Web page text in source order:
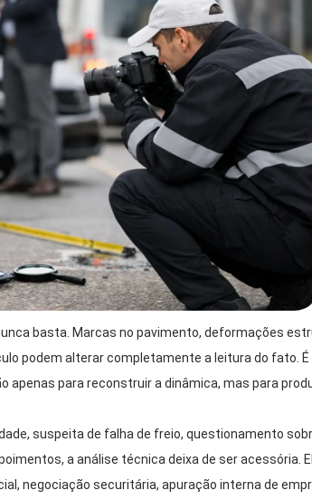
basta. Marcas no pavimento, deformações
podem alterar completamente a leitura do fato.
apenas para reconstruir a dinâmica, mas para
suspeita de falha de freio, questionamento
a análise técnica deixa de ser acessória.
negociação securitária, apuração interna de